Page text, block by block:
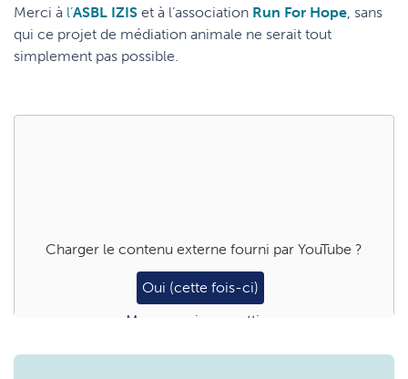
Merci à l’ASBL IZIS et à l’association Run For Hope, sans
qui ce projet de médiation animale ne serait tout
simplement pas possible.
Charger le contenu externe fourni par YouTube ?
Oui (cette fois-ci)
Manage privacy settings